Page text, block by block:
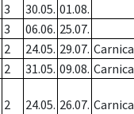
3 30.05. 01.08.
3 06.06. 25.07.
2 24.05. 29.07.
2 31.05. 09.08.
2 24.05. 26.07.